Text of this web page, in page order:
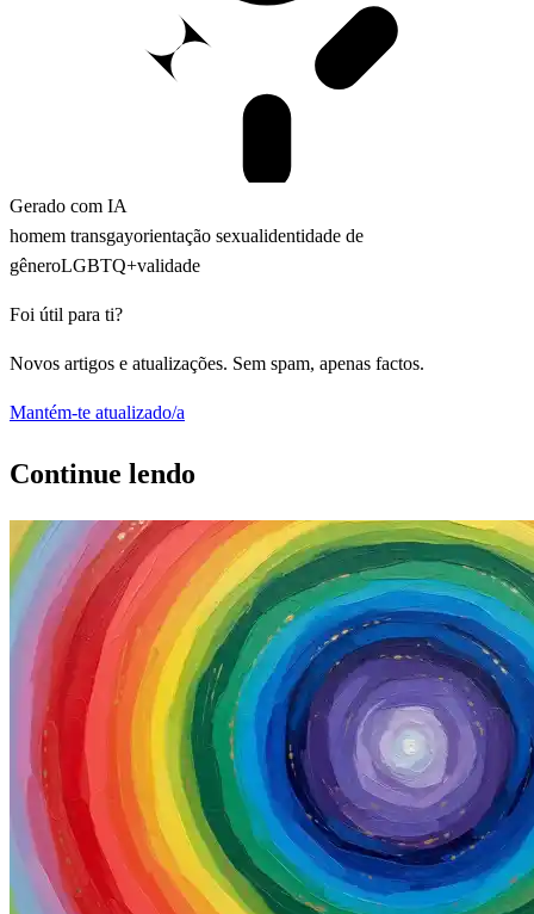
Gerado com IA
homem transgayorientação sexualidentidade de
gêneroLGBTQ+validade
Foi útil para ti?
Novos artigos e atualizações. Sem spam, apenas factos.
Mantém-te atualizado/a
Continue lendo